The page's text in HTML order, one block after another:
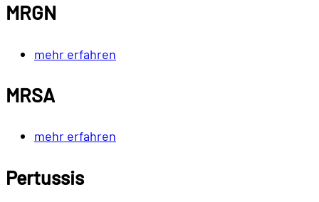
MRGN
mehr erfahren
MRSA
mehr erfahren
Pertussis